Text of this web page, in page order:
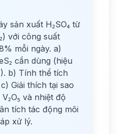
sản xuất H₂SO₄ từ
với công suất
mỗi ngày. a)
cần dùng (hiệu
b) Tính thể tích
Giải thích tại sao
và nhiệt độ
tích tác động môi
xử lý.